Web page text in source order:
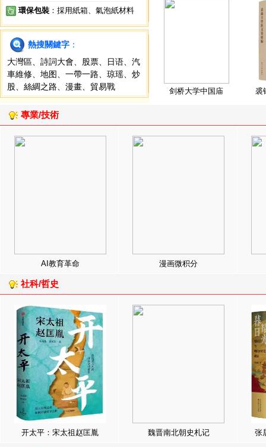
環保包裝 ：採用紙箱、氣泡紙材料
熱搜關鍵字 ：
大灣區
詩詞大會 股票 日语
汽
車維修
地图 一帶一路 琼瑶
炒
股
絲綢之路 漫畫 貿易戰 剑桥大学中国庙 裘
專業/技術
AI教育革命 漫画微积分
社科/哲史
开太平：宋太祖赵匡胤 魏晋南北朝史札记 张